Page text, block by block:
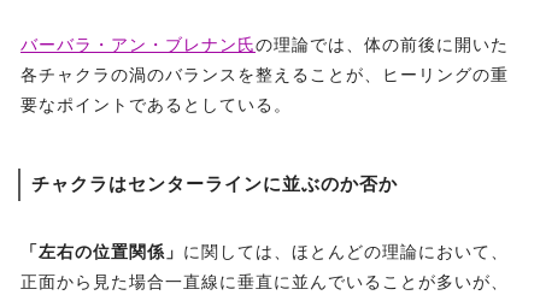
バーバラ・アン・ブレナン氏の理論では、体の前後に開いた
各チャクラの渦のバランスを整えることが、ヒーリングの重
要なポイントであるとしている。
チャクラはセンターラインに並ぶのか否か
「左右の位置関係」 に関しては、ほとんどの理論において、
正面から見た場合一直線に垂直に並んでいることが多いが、